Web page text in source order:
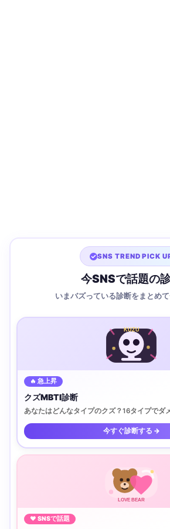
SNS TREND PICK
今SNSで話題の
いまバズっている診断をまとめて
KUZU
🔥 急上昇
クズMBTI診断
あなたはどんなタイプのクズ？16タイプでダ
今すぐ診断する →
LOVE BEAR
♥ SNSで話題